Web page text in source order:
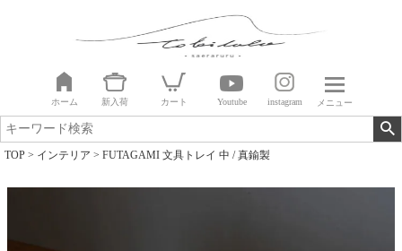
ホーム 新入荷 カート Youtube instagram メニュー
TOP インテリア FUTAGAMI 文具トレイ 中 / 真鍮製